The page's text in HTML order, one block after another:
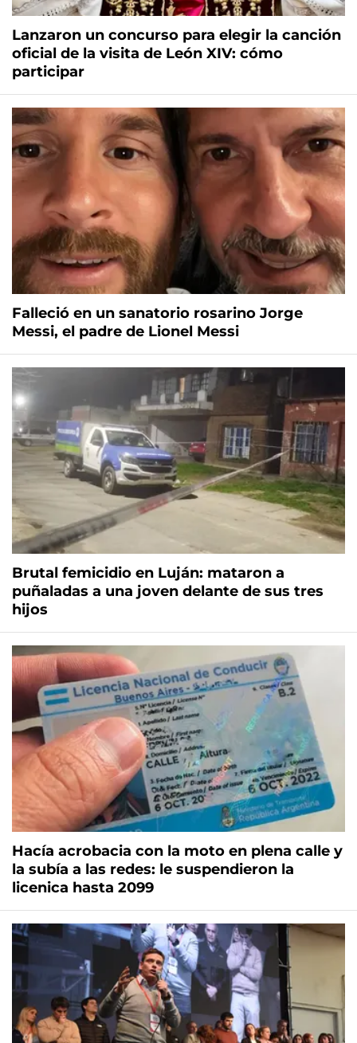
Lanzaron un concurso para elegir la canción
oficial de la visita de León XIV: cómo
participar
Falleció en un sanatorio rosarino Jorge
Messi, el padre de Lionel Messi
Brutal femicidio en Luján: mataron a
puñaladas a una joven delante de sus tres
hijos
Hacía acrobacia con la moto en plena calle y
la subía a las redes: le suspendieron la
licenica hasta 2099